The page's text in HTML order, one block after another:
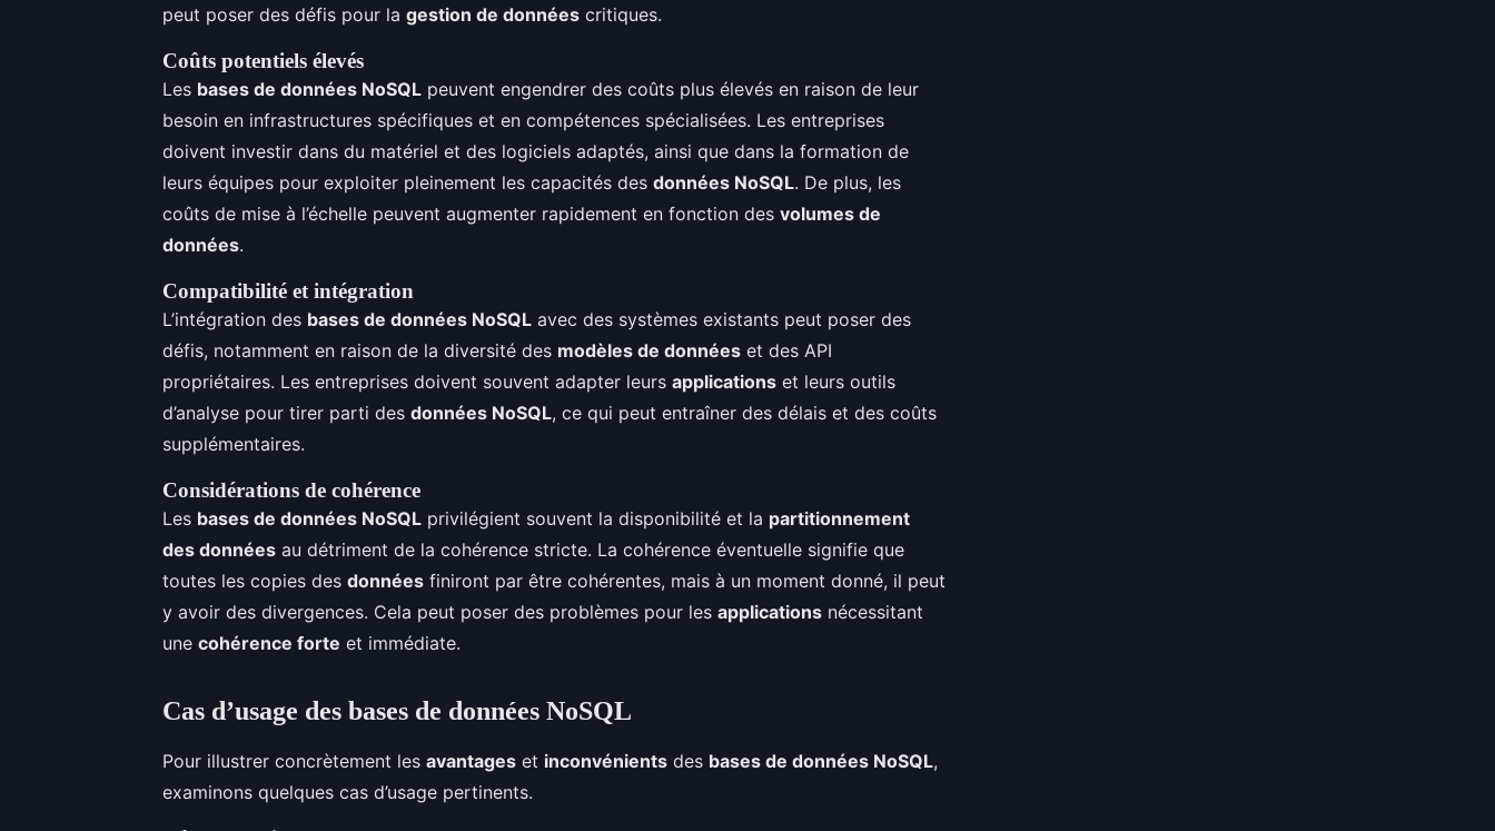
peut poser des défis pour la gestion de données critiques.
Coûts potentiels élevés
Les bases de données NoSQL peuvent engendrer des coûts plus élevés en raison de leur
besoin en infrastructures spécifiques et en compétences spécialisées. Les entreprises
doivent investir dans du matériel et des logiciels adaptés, ainsi que dans la formation de
leurs équipes pour exploiter pleinement les capacités des données NoSQL. De plus, les
coûts de mise à l’échelle peuvent augmenter rapidement en fonction des volumes de
données.
Compatibilité et intégration
L’intégration des bases de données NoSQL avec des systèmes existants peut poser des
défis, notamment en raison de la diversité des modèles de données et des API
propriétaires. Les entreprises doivent souvent adapter leurs applications et leurs outils
d’analyse pour tirer parti des données NoSQL, ce qui peut entraîner des délais et des coûts
supplémentaires.
Considérations de cohérence
Les bases de données NoSQL privilégient souvent la disponibilité et la partitionnement
des données au détriment de la cohérence stricte. La cohérence éventuelle signifie que
toutes les copies des données finiront par être cohérentes, mais à un moment donné, il peut
y avoir des divergences. Cela peut poser des problèmes pour les applications nécessitant
une cohérence forte et immédiate.
Cas d’usage des bases de données NoSQL
Pour illustrer concrètement les avantages et inconvénients des bases de données NoSQL,
examinons quelques cas d’usage pertinents.